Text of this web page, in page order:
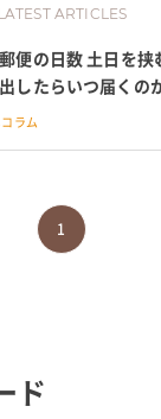
ARTICLES
便の日数 土日を挟
したらいつ届くの
ラム
1
ド